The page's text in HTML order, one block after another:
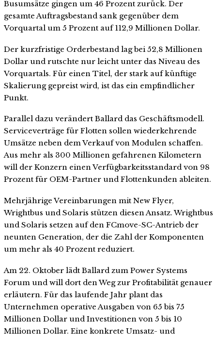
Busumsätze gingen um 46 Prozent zurück. Der
gesamte Auftragsbestand sank gegenüber dem
Vorquartal um 5 Prozent auf 112,9 Millionen Dollar.
Der kurzfristige Orderbestand lag bei 52,8 Millionen
Dollar und rutschte nur leicht unter das Niveau des
Vorquartals. Für einen Titel, der stark auf künftige
Skalierung gepreist wird, ist das ein empfindlicher
Punkt.
Parallel dazu verändert Ballard das Geschäftsmodell.
Serviceverträge für Flotten sollen wiederkehrende
Umsätze neben dem Verkauf von Modulen schaffen.
Aus mehr als 300 Millionen gefahrenen Kilometern
will der Konzern einen Verfügbarkeitsstandard von 98
Prozent für OEM-Partner und Flottenkunden ableiten.
Mehrjährige Vereinbarungen mit New Flyer,
Wrightbus und Solaris stützen diesen Ansatz. Wrightbus
und Solaris setzen auf den FCmove-SC-Antrieb der
neunten Generation, der die Zahl der Komponenten
um mehr als 40 Prozent reduziert.
Am 22. Oktober lädt Ballard zum Power Systems
Forum und will dort den Weg zur Profitabilität genauer
erläutern. Für das laufende Jahr plant das
Unternehmen operative Ausgaben von 65 bis 75
Millionen Dollar und Investitionen von 5 bis 10
Millionen Dollar. Eine konkrete Umsatz- und